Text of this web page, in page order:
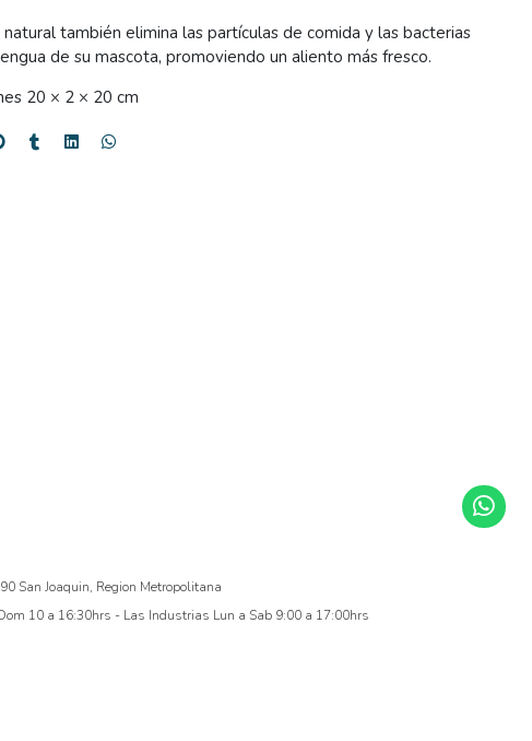
natural también elimina las partículas de comida y las bacterias
de su mascota, promoviendo un aliento más fresco.
20 × 2 × 20 cm
San Joaquin, Region Metropolitana
10 a 16:30hrs - Las Industrias Lun a Sab 9:00 a 17:00hrs